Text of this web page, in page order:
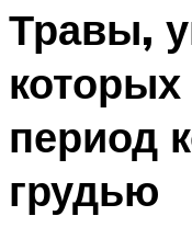
Травы,
период
грудью